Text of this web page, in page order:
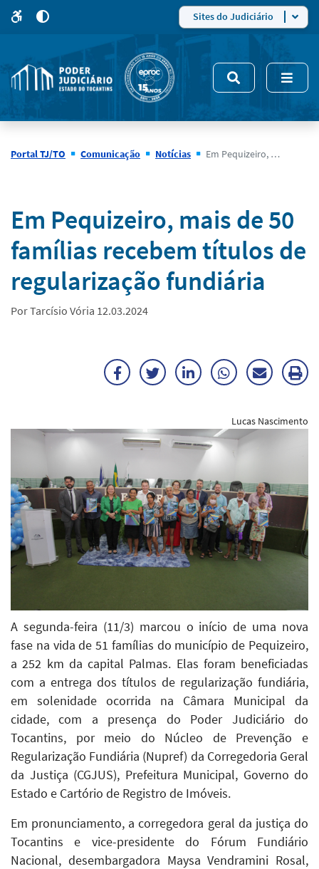
site
5
modo
de
alto
Sites do Judiciário
Portal TJ/TO Comunicação Notícias Em Pequizeiro, mais de 50 famílias recebem títulos de regularização fundiária
Notícias
Em Pequizeiro, mais de 50
famílias recebem títulos de
regularização fundiária
Por Tarcísio Vória 12.03.2024
FacebookTwitterLinkedInWhatsApp
Enviar
E-
Lucas Nascimento
A segunda-feira (11/3) marcou o início de uma nova
fase na vida de 51 famílias do município de Pequizeiro,
a 252 km da capital Palmas. Elas foram beneficiadas
com a entrega dos títulos de regularização fundiária,
em solenidade ocorrida na Câmara Municipal da
cidade, com a presença do Poder Judiciário do
Tocantins, por meio do Núcleo de Prevenção e
Regularização Fundiária (Nupref) da Corregedoria Geral
da Justiça (CGJUS), Prefeitura Municipal, Governo do
Estado e Cartório de Registro de Imóveis.
Em pronunciamento, a corregedora geral da justiça do
Tocantins e vice-presidente do Fórum Fundiário
Nacional, desembargadora Maysa Vendramini Rosal,